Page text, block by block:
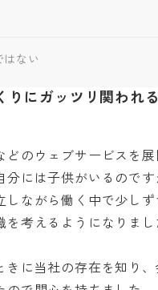
はない
りにガッツリ関われ
どのウェブサービスを
分には子供がいるので
しながら働く中で少し
考えるようになりまし
きに当社の存在を知り